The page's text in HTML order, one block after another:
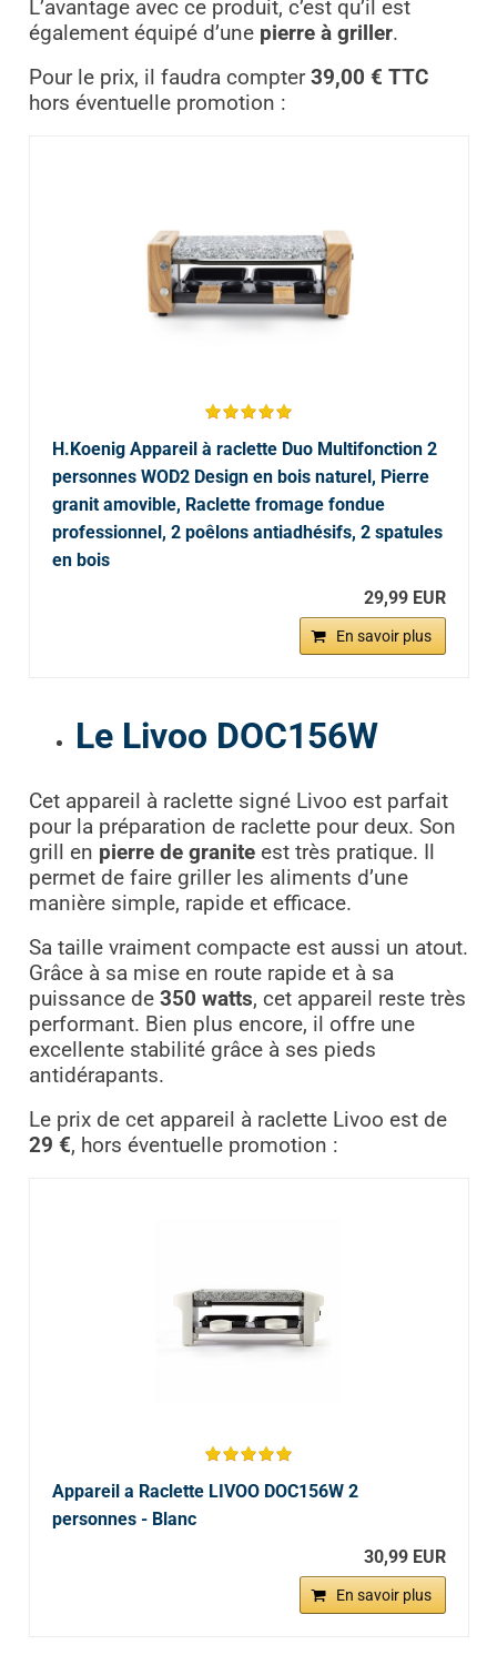
L’avantage avec ce produit, c’est qu’il est
également équipé d’une pierre à griller.
Pour le prix, il faudra compter39,00 € TTC
hors éventuelle promotion :
H.Koenig Appareil à raclette Duo Multifonction 2
personnes WOD2 Design en bois naturel, Pierre
granit amovible, Raclette fromage fondue
professionnel, 2 poêlons antiadhésifs, 2 spatules
en bois
29,99 EUR
En savoir plus
Le Livoo DOC156W
Cet appareil à raclette signé Livoo est parfait
pour la préparation de raclette pour deux. Son
grill en pierre de graniteest très pratique. Il
permet de faire griller les aliments d’une
manière simple, rapide et efficace.
Sa taille vraiment compacte est aussi un atout.
Grâce à sa mise en route rapide et à sa
puissance de 350 watts, cet appareil reste très
performant. Bien plus encore, il offre une
excellente stabilité grâce à ses pieds
antidérapants.
Le prix de cet appareil à raclette Livoo est de
29 €, hors éventuelle promotion :
Appareil a Raclette LIVOO DOC156W 2
personnes - Blanc
30,99 EUR
En savoir plus